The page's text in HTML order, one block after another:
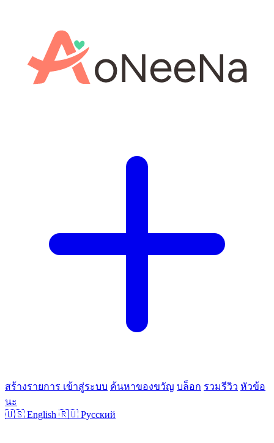
สร้างรายการ เข้าสู่ระบบ ค้นหาของขวัญ บล็อก รวมรีวิว หัวข้อ
นะ
🇺🇸 English 🇷🇺 Русский